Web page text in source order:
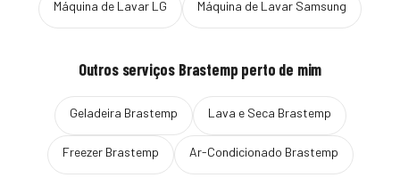
Máquina de Lavar LG Máquina de Lavar Samsung
Outros serviços Brastemp perto de mim
Geladeira Brastemp Lava e Seca Brastemp
Freezer Brastemp Ar-Condicionado Brastemp